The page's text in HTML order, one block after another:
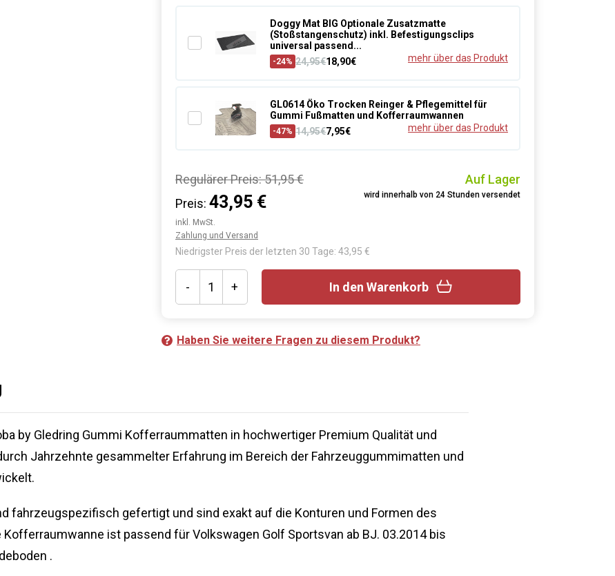
Doggy Mat BIG Optionale Zusatzmatte
(Stoßstangenschutz) inkl. Befestigungsclips
universal passend...
-24% 24,95€18,90€ mehr über das Produkt
GL0614 Öko Trocken Reinger & Pflegemittel für
Gummi Fußmatten und Kofferraumwannen
-47% 14,95€7,95€ mehr über das Produkt
Auf Lager
wird innerhalb von 24 Stunden versendet
Regulärer Preis:51,95 €
Preis: 43,95 €
inkl. MwSt.
Zahlung und Versand
Niedrigster Preis der letzten 30 Tage: 43,95 €
- + In den Warenkorb
Haben Sie weitere Fragen zu diesem Produkt?
by Gledring Gummi Kofferraummatten in hochwertiger Premium Qualität und
Jahrzehnte gesammelter Erfahrung im Bereich der Fahrzeuggummimatten und
fahrzeugspezifisch gefertigt und sind exakt auf die Konturen und Formen des
ist passend für Volkswagen Golf Sportsvan ab BJ. 03.2014 bis
.